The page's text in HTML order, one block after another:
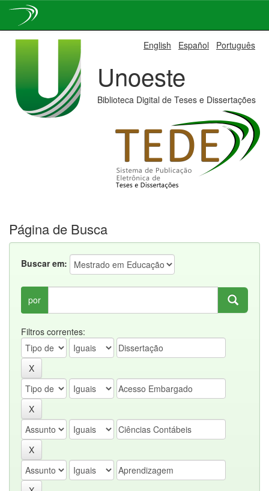
English Español Português
Unoeste
Biblioteca Digital de Teses e Dissertações
Página de Busca
Buscar em:
por
Filtros correntes: